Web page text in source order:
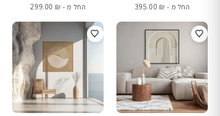
החל מ - 395.00 ₪ החל מ - 299.00 ₪